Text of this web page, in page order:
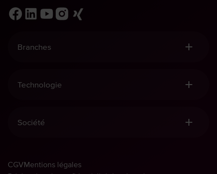
Branches
Construction Mécanique
Technologie
Réducteurs planétaires Harmonic
Société
Walton Musser
CGVMentions légales